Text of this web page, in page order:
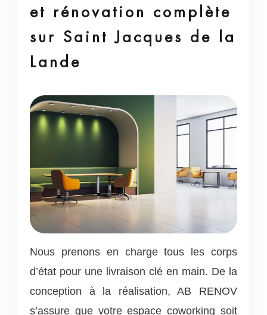
et rénovation complète
sur Saint Jacques de la
Lande
Nous prenons en charge tous les corps
d’état pour une livraison clé en main. De la
conception à la réalisation, AB RENOV
s’assure que votre espace coworking soit